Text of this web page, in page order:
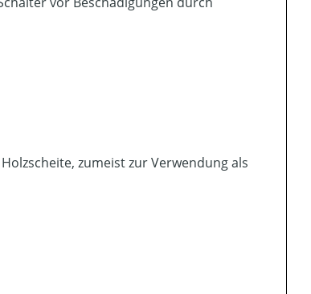
zumeist zur Verwendung als